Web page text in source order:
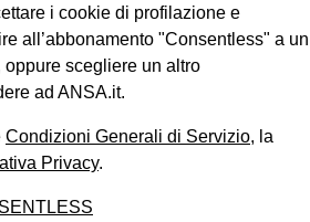
i cookie di profilazione e
all’abbonamento "Consentless" a un
scegliere un altro
ad ANSA.it.
Condizioni Generali di Servizio, la
Privacy.